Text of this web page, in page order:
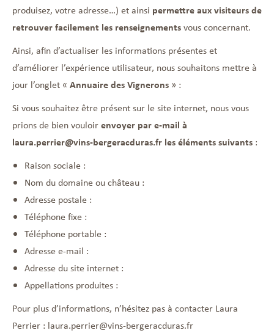
produisez, votre adresse…) et ainsi permettre aux visiteurs de
retrouver facilement les renseignementsvous concernant.
Ainsi, afin d’actualiser les informations présentes et
d’améliorer l’expérience utilisateur, nous souhaitons mettre à
jour l’onglet « Annuaire des Vignerons » :
Si vous souhaitez être présent sur le site internet, nous vous
prions de bien vouloirenvoyer par e-mail à
laura.perrier@vins-bergeracduras.fr les éléments suivants :
Raison sociale :
Nom du domaine ou château :
Adresse postale :
Téléphone fixe :
Téléphone portable :
Adresse e-mail :
Adresse du site internet :
Appellations produites :
Pour plus d’informations, n’hésitez pas à contacter Laura
Perrier : laura.perrier@vins-bergeracduras.fr